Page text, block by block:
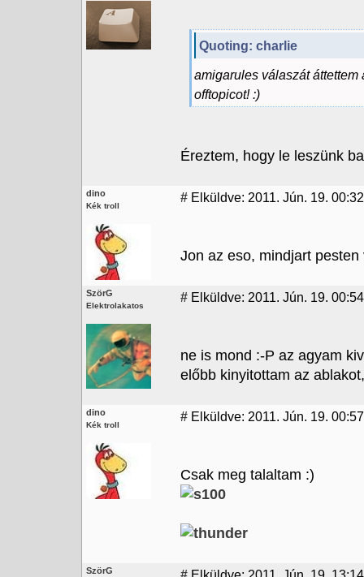
Quoting: charlie
amigarules válaszát áttettem
offtopicot! :)
Éreztem, hogy le leszünk
dino
Kék troll
# Elküldve: 2011. Jún. 19. 00:32
Jon az eso, mindjart pesten
SzörG
Elektrolakatos
# Elküldve: 2011. Jún. 19. 00:54
ne is mond :-P az agyam
előbb kinyitottam az
dino
Kék troll
# Elküldve: 2011. Jún. 19. 00:57
Csak meg talaltam :)
SzörG